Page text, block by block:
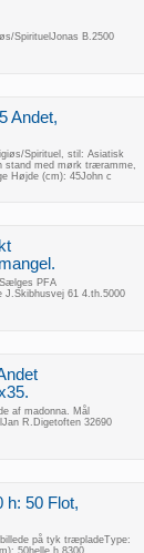
SpirituelJonas B.2500
Andet,
Spirituel, stil: Asiatisk
stand med mørk træramme,
Højde (cm): 45John c
PFA
J.Skibhusvej 61 4.th.5000
af madonna. Mål
R.Digetoften 32690
h: 50 Flot,
på tyk træpladeType: